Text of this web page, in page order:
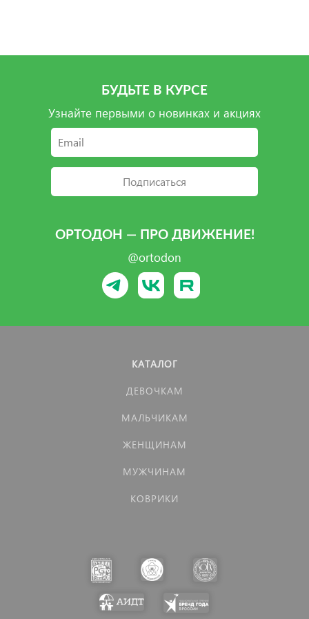
БУДЬТЕ В КУРСЕ
Узнайте первыми о новинках и акциях
Подписаться
ОРТОДОН — ПРО ДВИЖЕНИЕ!
@ortodon
КАТАЛОГ
ДЕВОЧКАМ
МАЛЬЧИКАМ
ЖЕНЩИНАМ
МУЖЧИНАМ
КОВРИКИ